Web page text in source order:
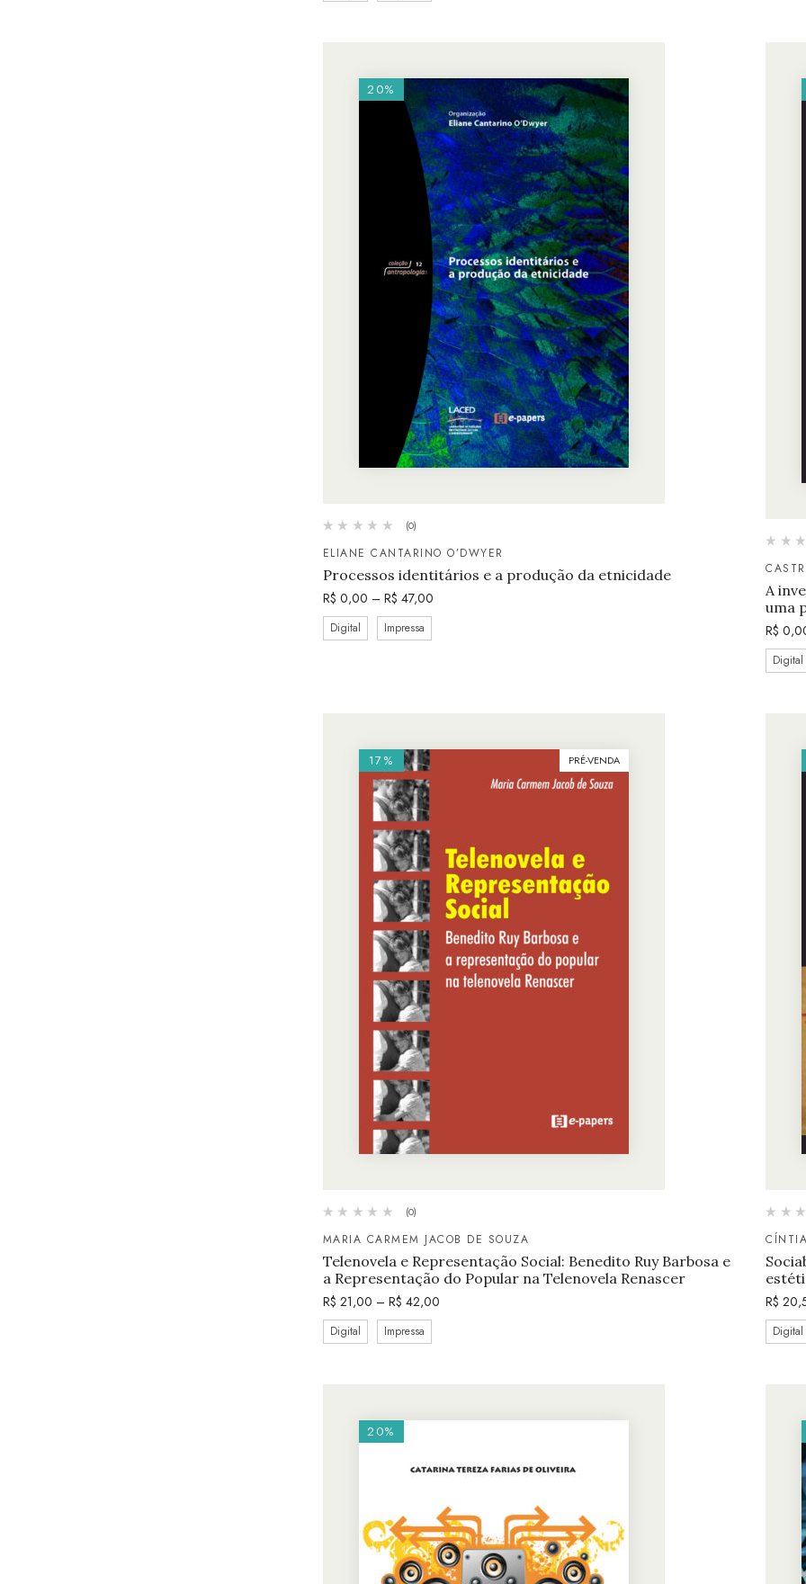
20%
(0)
ELIANE CANTARINO O’DWYER
Processos identitários e a produção da etnicidade
R$ 0,00 – R$ 47,00
Digital Impressa
A
uma
R$
Digital
17% PRÉ-VENDA
(0)
MARIA CARMEM JACOB DE SOUZA
Telenovela e Representação Social: Benedito Ruy Barbosa e
a Representação do Popular na Telenovela Renascer
R$ 21,00 – R$ 42,00
Digital Impressa
R$
Digital
20%